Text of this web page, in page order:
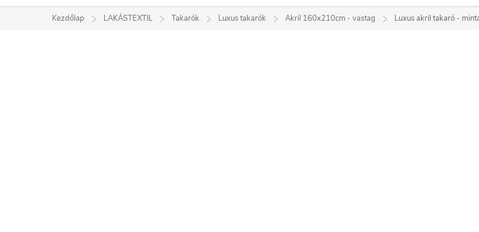
Kezdőlap LAKÁSTEXTIL Takarók Luxus takarók Akril 160x210cm - vastag Luxus akril takaró -